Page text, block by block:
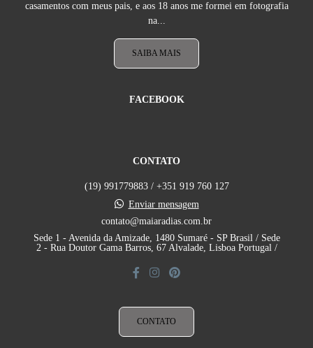
casamentos com meus pais, e aos 18 anos me formei em fotografia
na...
SAIBA MAIS
FACEBOOK
CONTATO
(19) 991779883 / +351 919 760 127
Enviar mensagem
contato@maiaradias.com.br
Sede 1 - Avenida da Amizade, 1480 Sumaré - SP Brasil / Sede
2 - Rua Doutor Gama Barros, 67 Alvalade, Lisboa Portugal /
CONTATO